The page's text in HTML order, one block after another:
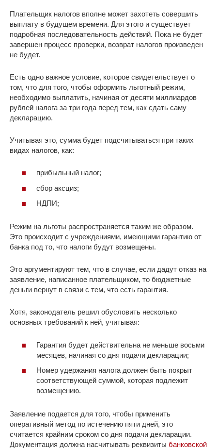
Плательщик налогов вполне может захотеть совершить
выплату в будущем времени. Для этого и существует
подробная последовательность действий. Пока не будет
завершен процесс проверки, возврат налогов произведен
не будет.
Есть одно важное условие, которое свидетельствует о
том, что для того, чтобы оформить льготный режим,
необходимо выплатить, начиная от десяти миллиардов
рублей налога за три года перед тем, как сдать саму
декларацию.
Учитывая это, сумма будет подсчитываться при таких
видах налогов, как:
прибыльный налог;
сбор аксциз;
НДПИ;
Режим на льготы распространяется таким же образом.
Это происходит с учреждениями, имеющими гарантию от
банка под то, что налоги будут возмещены.
Это аргументируют тем, что в случае, если дадут отказ на
заявление, написанное плательщиком, то бюджетные
деньги вернут в связи с тем, что есть гарантия.
Хотя, законодатель решил обусловить несколько
основных требований к ней, учитывая:
Гарантия будет действительна не меньше восьми
месяцев, начиная со дня подачи декларации;
Номер удержания налога должен быть покрыт
соответствующей суммой, которая подлежит
возмещению.
Заявление подается для того, чтобы применить
оперативный метод по истечению пяти дней, это
считается крайним сроком со дня подачи декларации.
Документация должна насчитывать реквизиты банковской